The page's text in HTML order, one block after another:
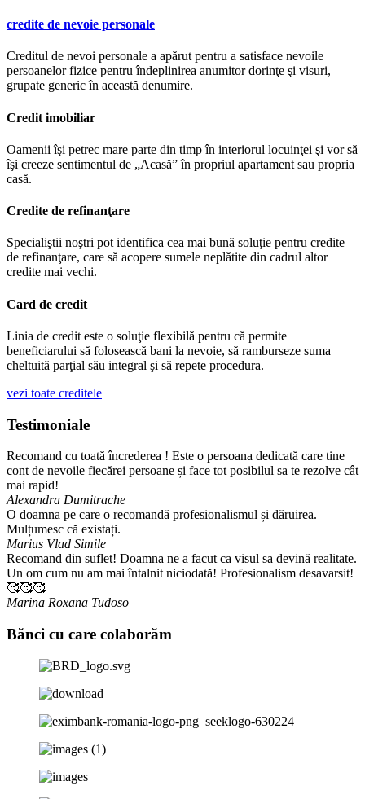
credite de nevoie personale
Creditul de nevoi personale a apărut pentru a satisface nevoile
persoanelor fizice pentru îndeplinirea anumitor dorinţe şi visuri,
grupate generic în această denumire.
Credit imobiliar
Oamenii îşi petrec mare parte din timp în interiorul locuinţei şi vor să
îşi creeze sentimentul de „Acasă” în propriul apartament sau propria
casă.
Credite de refinanţare
Specialiştii noştri pot identifica cea mai bună soluţie pentru credite
de refinanţare, care să acopere sumele neplătite din cadrul altor
credite mai vechi.
Card de credit
Linia de credit este o soluţie flexibilă pentru că permite
beneficiarului să folosească bani la nevoie, să ramburseze suma
cheltuită parţial său integral şi să repete procedura.
vezi toate creditele
Testimoniale
Recomand cu toată încrederea ! Este o persoana dedicată care tine
cont de nevoile fiecărei persoane și face tot posibilul sa te rezolve cât
mai rapid!
Alexandra Dumitrache
O doamna pe care o recomandă profesionalismul și dăruirea.
Mulțumesc că existați.
Marius Vlad Simile
Recomand din suflet! Doamna ne a facut ca visul sa devină realitate.
Un om cum nu am mai întalnit niciodată! Profesionalism desavarsit!
🥰🥰🥰
Marina Roxana Tudoso
Bănci cu care colaborăm